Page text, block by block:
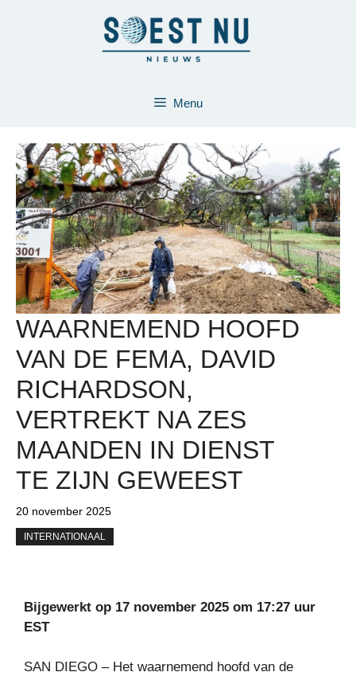
Menu
WAARNEMEND HOOFD
VAN DE FEMA, DAVID
RICHARDSON,
VERTREKT NA ZES
MAANDEN IN DIENST
TE ZIJN GEWEEST
20 november 2025
INTERNATIONAAL
Bijgewerkt op 17 november 2025 om 17:27 uur
EST
SAN DIEGO – Het waarnemend hoofd van de